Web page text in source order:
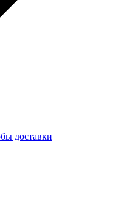
доставки